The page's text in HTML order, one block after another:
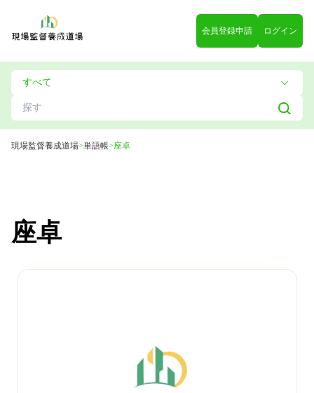
会員登録申請 ログイン
現場監督養成道場>単語帳>座卓
座卓